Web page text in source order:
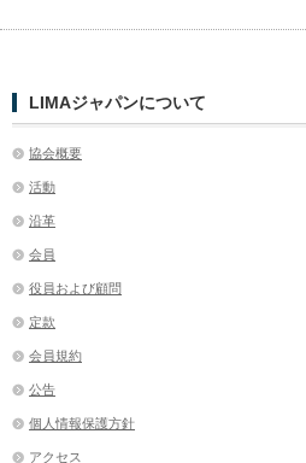
LIMAジャパンについて
協会概要
活動
沿革
会員
役員および顧問
定款
会員規約
公告
個人情報保護方針
アクセス